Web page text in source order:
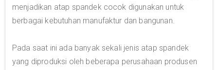
menjadikan atap spandek cocok digunakan untuk
berbagai kebutuhan manufaktur dan bangunan.
Pada saat ini ada banyak sekali jenis atap spandek
yang diproduksi oleh beberapa perusahaan produsen